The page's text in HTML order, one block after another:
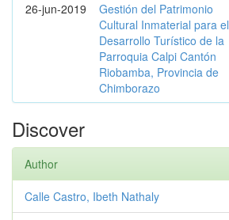
26-jun-2019
Gestión del Patrimonio
Cultural Inmaterial para el
Desarrollo Turístico de la
Parroquia Calpi Cantón
Riobamba, Provincia de
Chimborazo
Discover
Author
Calle Castro, Ibeth Nathaly